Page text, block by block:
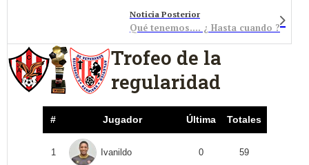
Noticia Posterior
Qué tenemos…. ¿ Hasta cuando ?
Trofeo de la
regularidad
# Jugador Última Totales
1 Ivanildo 0 59